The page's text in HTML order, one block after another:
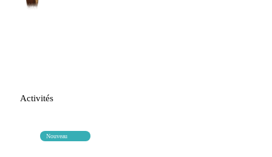
Activités
Nouveau